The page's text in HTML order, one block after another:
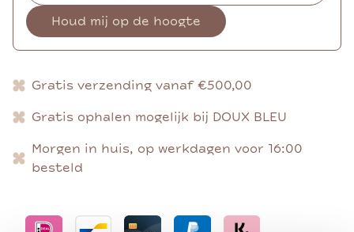
Houd mij op de hoogte
Gratis verzending vanaf €500,00
Gratis ophalen mogelijk bij DOUX BLEU
Morgen in huis, op werkdagen voor 16:00
besteld